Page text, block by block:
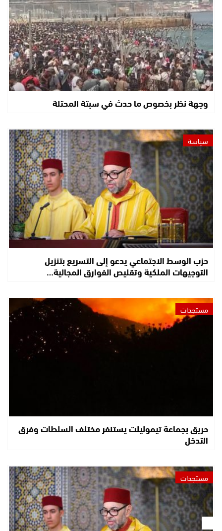
وجهة نظر بخصوص ما حدث في سبتة المحتلة
سياسة
حزب الوسط الاجتماعي يدعو إلى التسريع بتنزيل
التوجيهات الملكية وتقليص الفوارق المجالية…
مستجدات
حريق بجماعة تيموليلت يستنفر مختلف السلطات وفرق
التدخل
مستجدات